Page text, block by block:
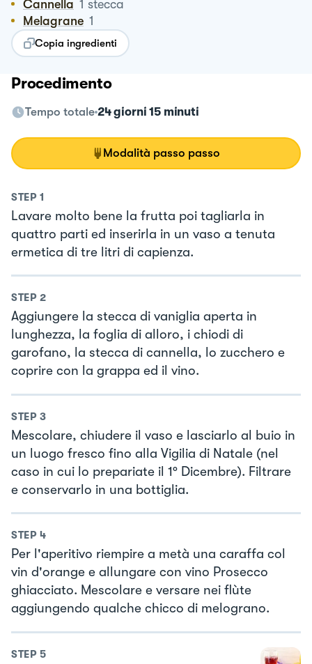
Cannella 1 stecca
Melagrane 1
Copia ingredienti
Procedimento
Tempo totale 24 giorni 15 minuti
Modalità passo passo
STEP 1
Lavare molto bene la frutta poi tagliarla in
quattro parti ed inserirla in un vaso a tenuta
ermetica di tre litri di capienza.
STEP 2
Aggiungere la stecca di vaniglia aperta in
lunghezza, la foglia di alloro, i chiodi di
garofano, la stecca di cannella, lo zucchero e
coprire con la grappa ed il vino.
STEP 3
Mescolare, chiudere il vaso e lasciarlo al buio in
un luogo fresco fino alla Vigilia di Natale (nel
caso in cui lo prepariate il 1° Dicembre). Filtrare
e conservarlo in una bottiglia.
STEP 4
Per l'aperitivo riempire a metà una caraffa col
vin d'orange e allungare con vino Prosecco
ghiacciato. Mescolare e versare nei flùte
aggiungendo qualche chicco di melograno.
STEP 5